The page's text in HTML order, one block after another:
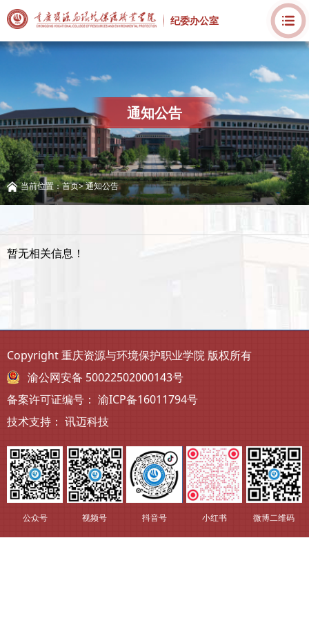
纪委办公室
通知公告
当前位置：首页>通知公告
暂无相关信息！
Copyright 重庆资源与环境保护职业学院 版权所有
渝公网安备 50022502000143号
备案许可证编号： 渝ICP备16011794号
技术支持： 讯迈科技
公众号 视频号 抖音号 小红书 微博二维码